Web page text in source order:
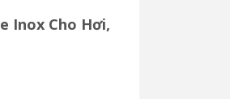
Inox Cho Hơi,